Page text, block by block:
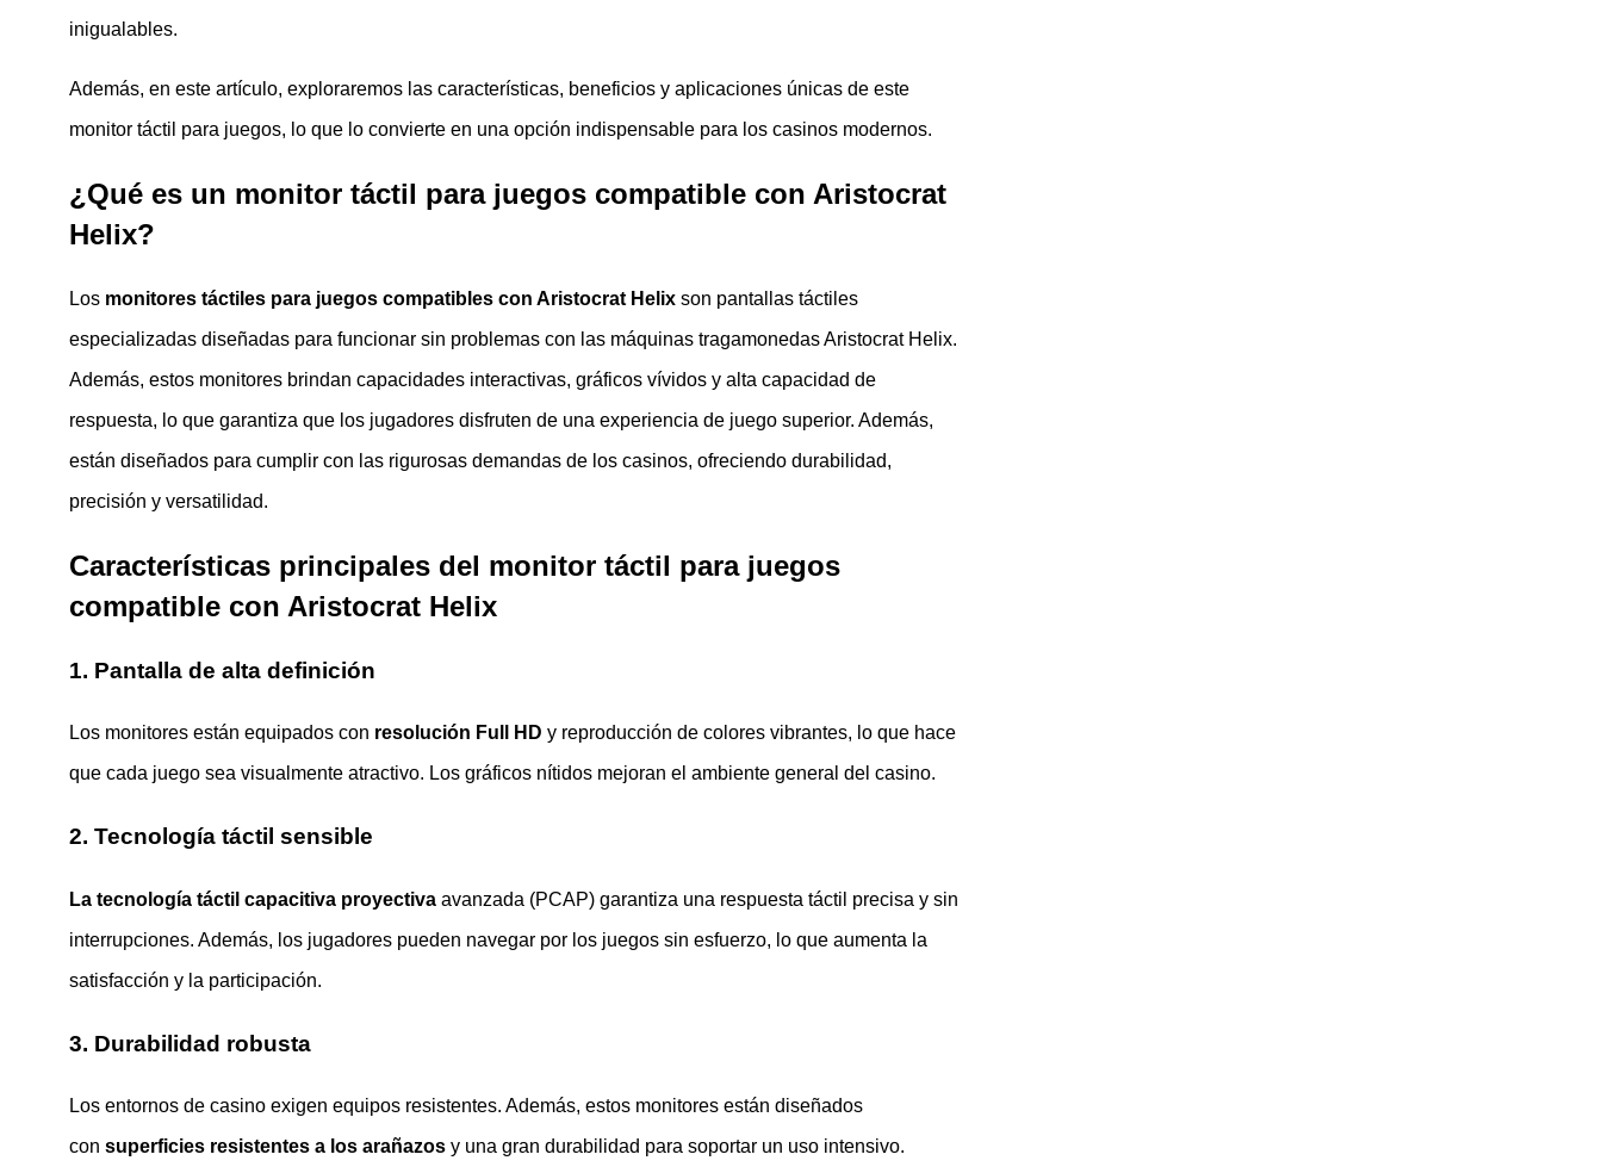
inigualables.
Además, en este artículo, exploraremos las características, beneficios y aplicaciones únicas de este
monitor táctil para juegos, lo que lo convierte en una opción indispensable para los casinos modernos.
¿Qué es un monitor táctil para juegos compatible con Aristocrat
Helix?
Los monitores táctiles para juegos compatibles con Aristocrat Helix son pantallas táctiles
especializadas diseñadas para funcionar sin problemas con las máquinas tragamonedas Aristocrat Helix.
Además, estos monitores brindan capacidades interactivas, gráficos vívidos y alta capacidad de
respuesta, lo que garantiza que los jugadores disfruten de una experiencia de juego superior. Además,
están diseñados para cumplir con las rigurosas demandas de los casinos, ofreciendo durabilidad,
precisión y versatilidad.
Características principales del monitor táctil para juegos
compatible con Aristocrat Helix
1. Pantalla de alta definición
Los monitores están equipados con resolución Full HD y reproducción de colores vibrantes, lo que hace
que cada juego sea visualmente atractivo. Los gráficos nítidos mejoran el ambiente general del casino.
2. Tecnología táctil sensible
La tecnología táctil capacitiva proyectiva avanzada (PCAP) garantiza una respuesta táctil precisa y sin
interrupciones. Además, los jugadores pueden navegar por los juegos sin esfuerzo, lo que aumenta la
satisfacción y la participación.
3. Durabilidad robusta
Los entornos de casino exigen equipos resistentes. Además, estos monitores están diseñados
con superficies resistentes a los arañazos y una gran durabilidad para soportar un uso intensivo.